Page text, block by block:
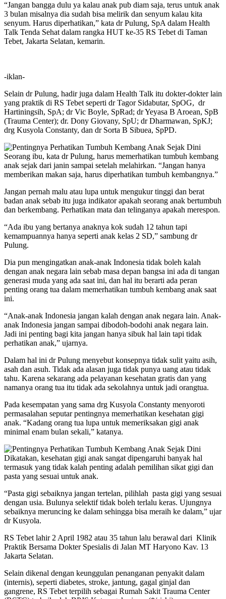
“Jangan bangga dulu ya kalau anak pub diam saja, terus untuk anak
3 bulan misalnya dia sudah bisa melirik dan senyum kalau kita
senyum. Harus diperhatikan,” kata dr Pulung, SpA dalam Health
Talk Tenda Sehat dalam rangka HUT ke-35 RS Tebet di Taman
Tebet, Jakarta Selatan, kemarin.
-iklan-
Selain dr Pulung, hadir juga dalam Health Talk itu dokter-dokter lain
yang praktik di RS Tebet seperti dr Tagor Sidabutar, SpOG, dr
Hartiningsih, SpA; dr Vic Boyle, SpRad; dr Yeyasa B Aroean, SpB
(Trauma Center); dr. Dony Giovany, SpU; dr Dharmawan, SpKJ;
drg Kusyola Constanty, dan dr Sorta B Sibuea, SpPD.
Seorang ibu, kata dr Pulung, harus memerhatikan tumbuh kembang
anak sejak dari janin sampai setelah melahirkan. “Jangan hanya
memberikan makan saja, harus diperhatikan tumbuh kembangnya.”
Jangan pernah malu atau lupa untuk mengukur tinggi dan berat
badan anak sebab itu juga indikator apakah seorang anak bertumbuh
dan berkembang. Perhatikan mata dan telinganya apakah merespon.
“Ada ibu yang bertanya anaknya kok sudah 12 tahun tapi
kemampuannya hanya seperti anak kelas 2 SD,” sambung dr
Pulung.
Dia pun mengingatkan anak-anak Indonesia tidak boleh kalah
dengan anak negara lain sebab masa depan bangsa ini ada di tangan
generasi muda yang ada saat ini, dan hal itu berarti ada peran
penting orang tua dalam memerhatikan tumbuh kembang anak saat
ini.
“Anak-anak Indonesia jangan kalah dengan anak negara lain. Anak-
anak Indonesia jangan sampai dibodoh-bodohi anak negara lain.
Jadi ini penting bagi kita jangan hanya sibuk hal lain tapi tidak
perhatikan anak,” ujarnya.
Dalam hal ini dr Pulung menyebut konsepnya tidak sulit yaitu asih,
asah dan asuh. Tidak ada alasan juga tidak punya uang atau tidak
tahu. Karena sekarang ada pelayanan kesehatan gratis dan yang
namanya orang tua itu tidak ada sekolahnya untuk jadi orangtua.
Pada kesempatan yang sama drg Kusyola Constanty menyoroti
permasalahan seputar pentingnya memerhatikan kesehatan gigi
anak. “Kadang orang tua lupa untuk memeriksakan gigi anak
minimal enam bulan sekali,” katanya.
Dikatakan, kesehatan gigi anak sangat dipengaruhi banyak hal
termasuk yang tidak kalah penting adalah pemilihan sikat gigi dan
pasta yang sesuai untuk anak.
“Pasta gigi sebaiknya jangan tertelan, pilihlah pasta gigi yang sesuai
dengan usia. Bulunya selektif tidak boleh terlalu keras. Ujungnya
sebaiknya meruncing ke dalam sehingga bisa meraih ke dalam,” ujar
dr Kusyola.
RS Tebet lahir 2 April 1982 atau 35 tahun lalu berawal dari Klinik
Praktik Bersama Dokter Spesialis di Jalan MT Haryono Kav. 13
Jakarta Selatan.
Selain dikenal dengan keunggulan penanganan penyakit dalam
(internis), seperti diabetes, stroke, jantung, gagal ginjal dan
gangrene, RS Tebet terpilih sebagai Rumah Sakit Trauma Center